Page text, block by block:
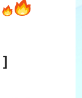
]